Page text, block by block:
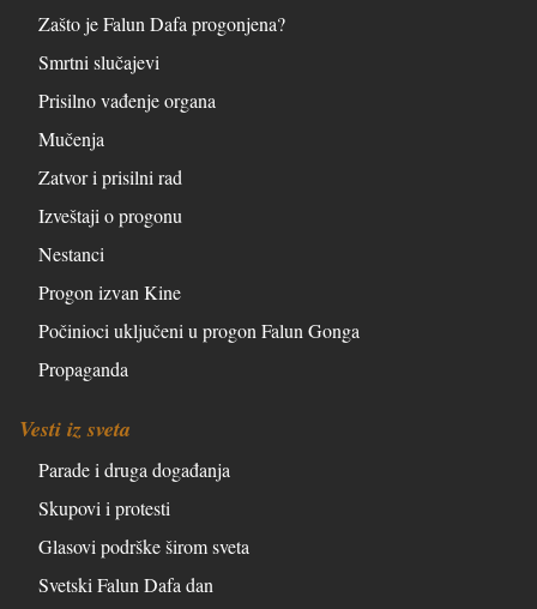
Zašto je Falun Dafa progonjena?
Smrtni slučajevi
Prisilno vađenje organa
Mučenja
Zatvor i prisilni rad
Izveštaji o progonu
Nestanci
Progon izvan Kine
Počinioci uključeni u progon Falun Gonga
Propaganda
Vesti iz sveta
Parade i druga događanja
Skupovi i protesti
Glasovi podrške širom sveta
Svetski Falun Dafa dan